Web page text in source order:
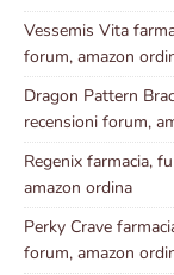
Vessemis Vita
forum, amazon
Dragon Pattern
recensioni forum,
Regenix farmacia,
amazon ordina
Perky Crave
forum, amazon